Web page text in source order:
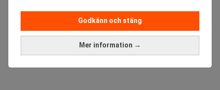
Mer information →
Godkänn och stäng